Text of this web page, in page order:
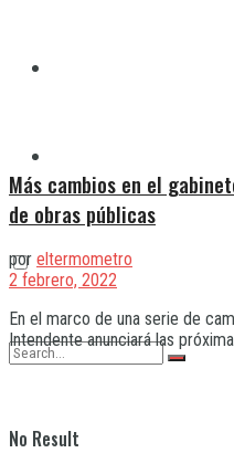
No Result
Más cambios en el
de obras públicas
por eltermometro
2 febrero, 2022
En el marco de una serie de
Intendente anunciará las